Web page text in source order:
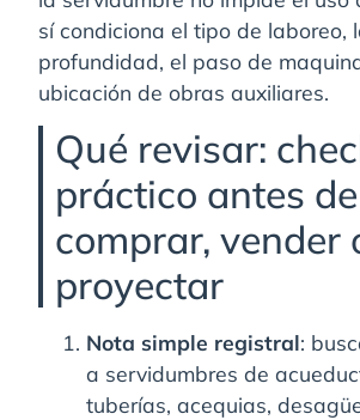
sí condiciona el tipo de laboreo,
profundidad, el paso de
ubicación de obras auxiliares.
Qué revisar:
práctico antes de
comprar, vender
proyectar
Nota simple registral:
a servidumbres de
tuberías, acequias,